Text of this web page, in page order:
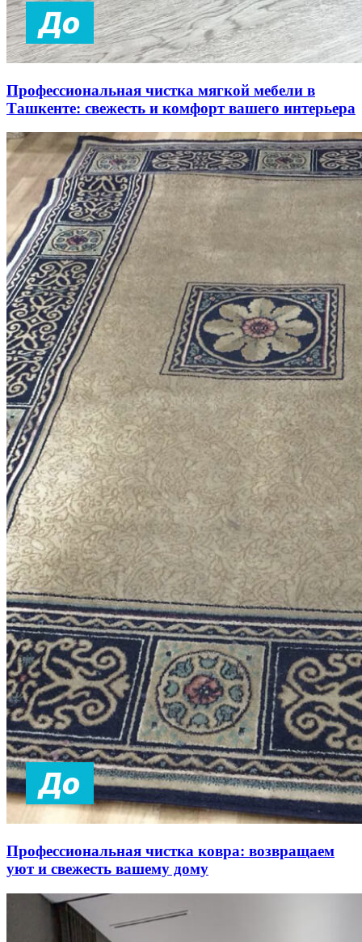
Профессиональная чистка мягкой мебели в
Ташкенте: свежесть и комфорт вашего интерьера
Профессиональная чистка ковра: возвращаем
уют и свежесть вашему дому